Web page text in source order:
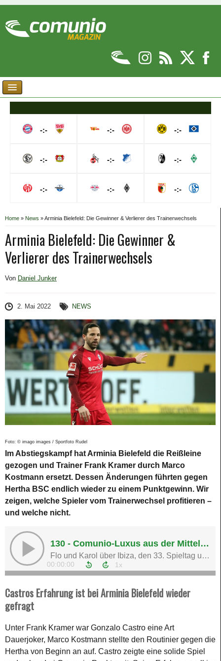
-:-
-:-
-:-
-:-
-:-
-:-
-:-
-:-
-:-
Home » News »Arminia Bielefeld: Die Gewinner & Verlierer des Trainerwechsels
Arminia Bielefeld: Die Gewinner &
Verlierer des Trainerwechsels
Von Daniel Junker
2. Mai 2022 NEWS
Foto: © imago images / Sportfoto Rudel
Im Abstiegskampf hat Arminia Bielefeld die Reißleine
gezogen und Trainer Frank Kramer durch Marco
Kostmann ersetzt. Dessen Änderungen führten gegen
Hertha BSC endlich wieder zu einem Punktgewinn. Wir
zeigen, welche Spieler vom Trainerwechsel profitieren –
und welche nicht.
Castros Erfahrung ist bei Arminia Bielefeld wieder
gefragt
Unter Frank Kramer war Gonzalo Castro eine Art
Dauerjoker, Marco Kostmann stellte den Routinier gegen die
Hertha von Beginn an auf. Castro zeigte eine solide Spiel